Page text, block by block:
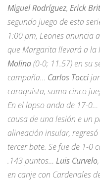
Miguel Rodríguez, Erick
segundo juego de esta
1:00 pm, Leones anuncia a
que Margarita llevará a
Molina(0-0; 11.57) en su
campaña… Carlos Tocci
caraquista, suma cinco
En el lapso anda de 17-0…
causa de una lesión e un
alineación insular,
tercer bate. Se fue de 1-0
.143 puntos… Luis Curvelo
en canje con Cardenales